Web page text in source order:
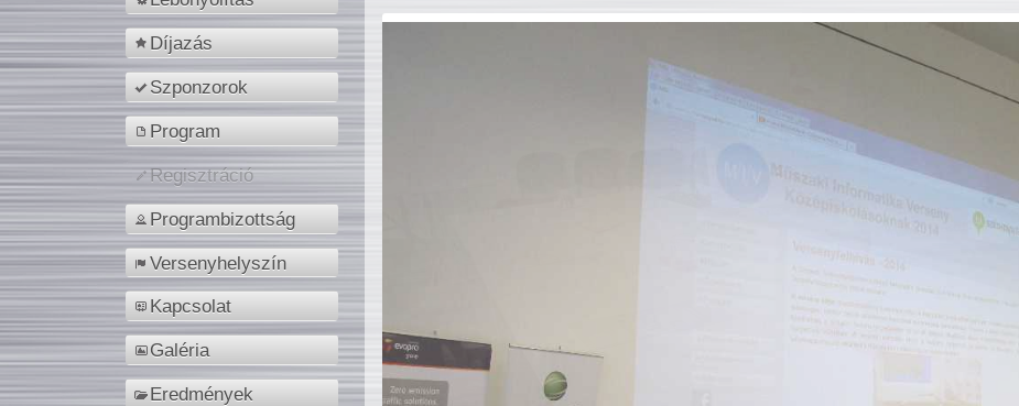
Díjazás
Szponzorok
Program
Regisztráció
Programbizottság
Versenyhelyszín
Kapcsolat
Galéria
Eredmények